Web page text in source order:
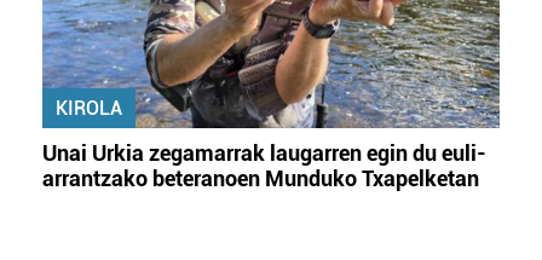
KIROLA
Unai Urkia zegamarrak laugarren egin du euli-
arrantzako beteranoen Munduko Txapelketan